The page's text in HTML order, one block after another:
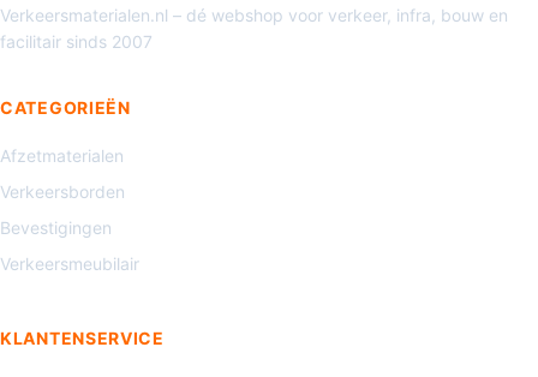
Verkeersmaterialen.nl – dé webshop voor verkeer, infra, bouw en
facilitair sinds 2007
CATEGORIEËN
Afzetmaterialen
Verkeersborden
Bevestigingen
Verkeersmeubilair
KLANTENSERVICE